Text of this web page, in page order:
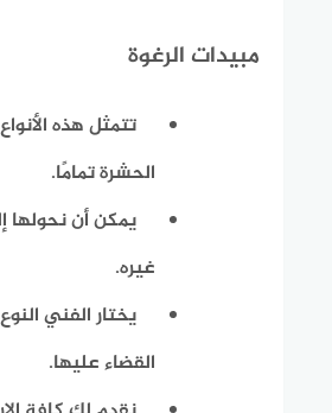
مبيدات الرغوة
تتمثل هذه
الحشرة تمامًا.
يمكن أن
غيره.
يختار الفني
القضاء عليها.